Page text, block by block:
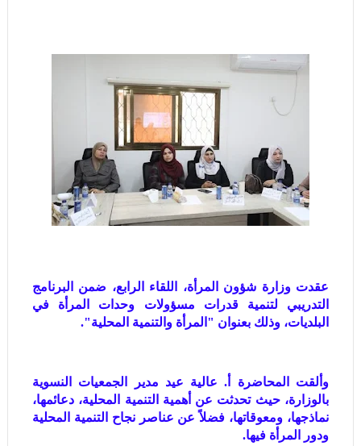
عقدت وزارة شؤون المرأة، اللقاء الرابع، ضمن البرنامج
التدريبي لتنمية قدرات مسؤولات وحدات المرأة في
البلديات، وذلك بعنوان "المرأة والتنمية المحلية".
وألقت المحاضرة أ. عالية عيد مدير الجمعيات النسوية
بالوزارة، حيث تحدثت عن أهمية التنمية المحلية، دعائمها،
نماذجها، ومعوقاتها، فضلاً عن عناصر نجاح التنمية المحلية
ودور المرأة فيها.